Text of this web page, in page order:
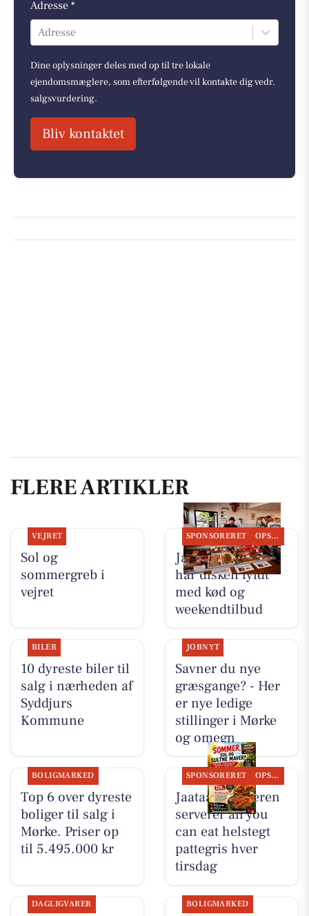
Adresse *
Adresse
Dine oplysninger deles med op til tre lokale
ejendomsmæglere, som efterfølgende vil kontakte dig vedr.
salgsvurdering.
Bliv kontaktet
FLERE ARTIKLER
VEJRET
Sol og
sommergreb i
vejret
SPONSORERET OPSLAGSTAVLEN
Jaataak Slagteren
har disken fyldt
med kød og
weekendtilbud
BILER
10 dyreste biler til
salg i nærheden af
Syddjurs
Kommune
JOBNYT
Savner du nye
græsgange? - Her
er nye ledige
stillinger i Mørke
og omegn
BOLIGMARKED
Top 6 over dyreste
boliger til salg i
Mørke. Priser op
til 5.495.000 kr
SPONSORERET OPSLAGSTAVLEN
Jaataak Slagteren
serverer all you
can eat helstegt
pattegris hver
tirsdag
DAGLIGVARER BOLIGMARKED